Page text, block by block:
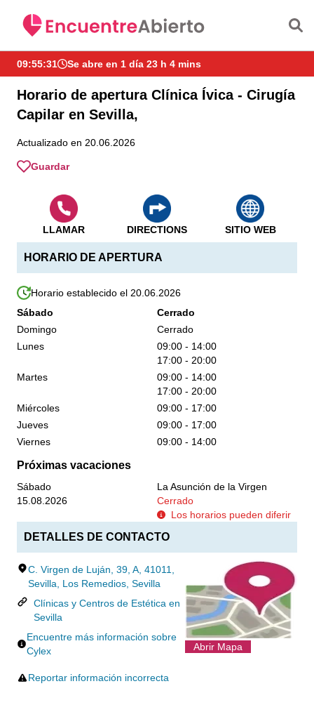
09:55:32 Se abre en 1 día 23 h 4 mins
Horario de apertura Clínica Ívica - Cirugía
Capilar en Sevilla,
Actualizado en 20.06.2026
Guardar
HORARIO DE APERTURA
Horario establecido el 20.06.2026
Sábado
Cerrado
Domingo
Cerrado
Lunes
09:00 - 14:00
17:00 - 20:00
Martes
09:00 - 14:00
17:00 - 20:00
Miércoles
09:00 - 17:00
Jueves
09:00 - 17:00
Viernes
09:00 - 14:00
Próximas vacaciones
Sábado
La Asunción de la Virgen
15.08.2026
Cerrado
Los horarios pueden diferir
DETALLES DE CONTACTO
C. Virgen de Luján, 39, A, 41011,
Sevilla, Los Remedios, Sevilla
Clínicas y Centros de Estética en
Sevilla
Encuentre más información sobre
Cylex
Reportar información incorrecta
Abrir Mapa
LLAMAR DIRECTIONS SITIO WEB